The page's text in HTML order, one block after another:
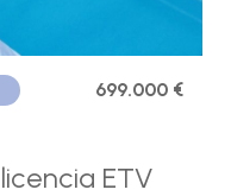
699.000 €
ETV